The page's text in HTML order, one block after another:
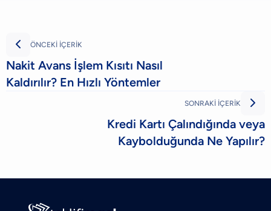
 ÖNCEKİ İÇERİK
Nakit Avans İşlem Kısıtı Nasıl
Kaldırılır? En Hızlı Yöntemler
SONRAKİ İÇERİK 
Kredi Kartı Çalındığında veya
Kaybolduğunda Ne Yapılır?